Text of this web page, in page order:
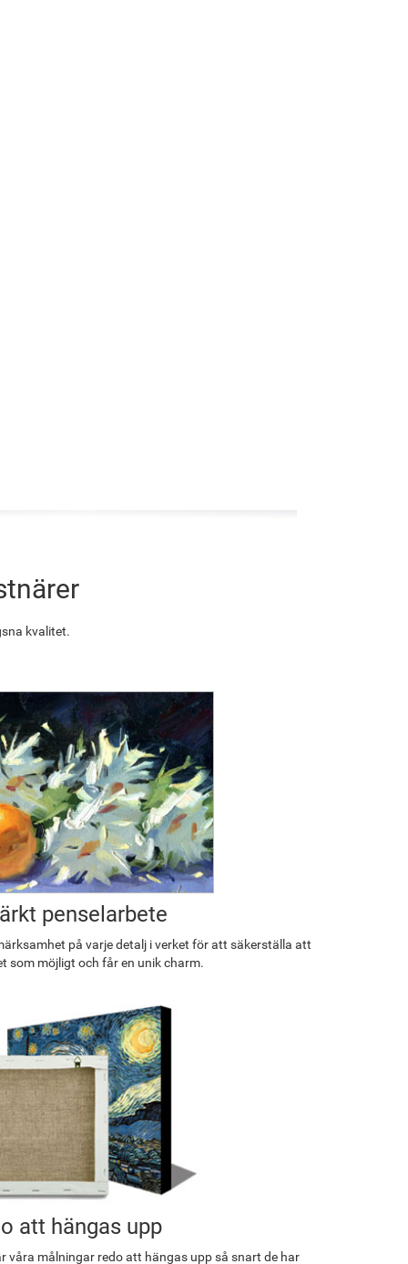
kvalitet.
penselarbete
på varje detalj i verket för att säkerställa att
som möjligt och får en unik charm.
att hängas upp
våra målningar redo att hängas upp så snart de har